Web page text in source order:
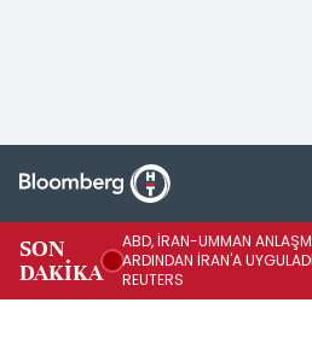
SON
DAKİKA
ABD, İRAN-UMMAN
ARDINDAN İRAN'A
REUTERS